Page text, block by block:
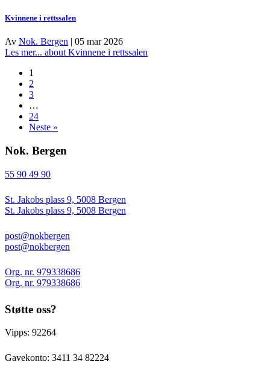
Kvinnene i rettssalen
Av Nok. Bergen | 05 mar 2026
Les mer... about Kvinnene i rettssalen
1
2
3
…
24
Neste »
Nok. Bergen
55 90 49 90
St. Jakobs plass 9, 5008 Bergen
St. Jakobs plass 9, 5008 Bergen
post@nokbergen
post@nokbergen
Org. nr. 979338686
Org. nr. 979338686
Støtte oss?
Vipps: 92264
Gavekonto: 3411 34 82224